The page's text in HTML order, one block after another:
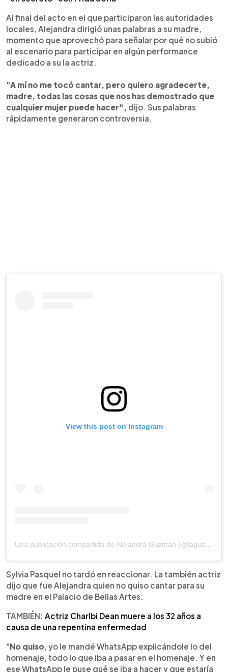
Al final del acto en el que participaron las autoridades
locales, Alejandra dirigió unas palabras a su madre,
momento que aprovechó para señalar por qué no subió
al escenario para participar en algún performance
dedicado a su la actriz.
"A mí no me tocó cantar, pero quiero agradecerte,
madre, todas las cosas que nos has demostrado que
cualquier mujer puede hacer", dijo. Sus palabras
rápidamente generaron controversia.
View this post on Instagram
Una publicación compartida de Alejandra Guzmán (@laguzmanmx)
Sylvia Pasquel no tardó en reaccionar. La también actriz
dijo que fue Alejandra quien no quiso cantar para su
madre en el Palacio de Bellas Artes.
TAMBIÉN: Actriz Charlbi Dean muere a los 32 años a
causa de una repentina enfermedad
"No quiso , yo le mandé WhatsApp explicándole lo del
homenaje, todo lo que iba a pasar en el homenaje. Y en
ese WhatsApp le puse qué se iba a hacer y que estaría